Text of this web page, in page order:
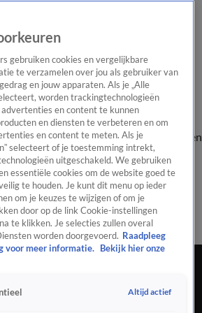
Uitzendingen Onze gezichten
In de
Uitzending
vragenKijkersvraag insturen
De OranjezomerShopUitzending
supertrots na heldenrol van
Ecuador: 'Zó speciaal!'
gebruiken cookies en vergelijkbare
te verzamelen over jou als gebruiker van
en jouw apparaten. Als je „Alle
worden trackingtechnologieën
advertenties en content te kunnen
en diensten te verbeteren en om
en content te meten. Als je
selecteert of je toestemming intrekt,
uitgeschakeld. We gebruiken
essentiële cookies om de website goed te
te houden. Je kunt dit menu op ieder
om je keuzes te wijzigen of om je
door op de link Cookie-instellingen
te klikken. Je selecties zullen overal
worden doorgevoerd. Raadpleeg
voor meer informatie.
Bekijk hier onze
Altijd actief